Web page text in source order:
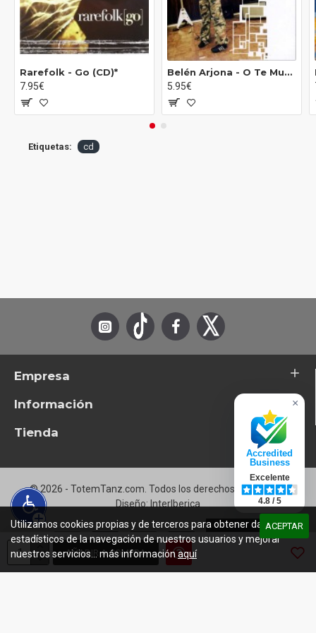
AÑADIR A COMPRA
Rarefolk ‎- Go (CD)*
7.95€
Belén Arjona - O Te Mueves O Caducas (CD)
5.95€
Etiquetas: cd
Empresa
Información
Tienda
© 2026 - TotemTanz.com. Todos los derechos reservados
Diseño: InterIberica
ACEPTAR
Utilizamos cookies propias y de terceros para obtener datos
estadísticos de la navegación de nuestros usuarios y mejorar
nuestros servicios... más informaciónaquí
×
Accredited
Business
Excelente
4.8 / 5